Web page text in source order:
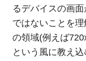
るデバイスの画
ではないことを
の領域(例えば
という風に教え